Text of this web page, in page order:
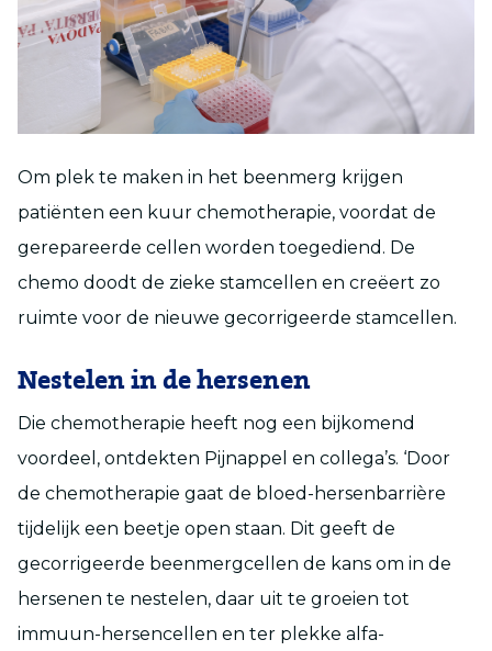
Om plek te maken in het beenmerg krijgen
patiënten een kuur chemotherapie, voordat de
gerepareerde cellen worden toegediend. De
chemo doodt de zieke stamcellen en creëert zo
ruimte voor de nieuwe gecorrigeerde stamcellen.
Nestelen in de hersenen
Die chemotherapie heeft nog een bijkomend
voordeel, ontdekten Pijnappel en collega’s. ‘Door
de chemotherapie gaat de bloed-hersenbarrière
tijdelijk een beetje open staan. Dit geeft de
gecorrigeerde beenmergcellen de kans om in de
hersenen te nestelen, daar uit te groeien tot
immuun-hersencellen en ter plekke alfa-